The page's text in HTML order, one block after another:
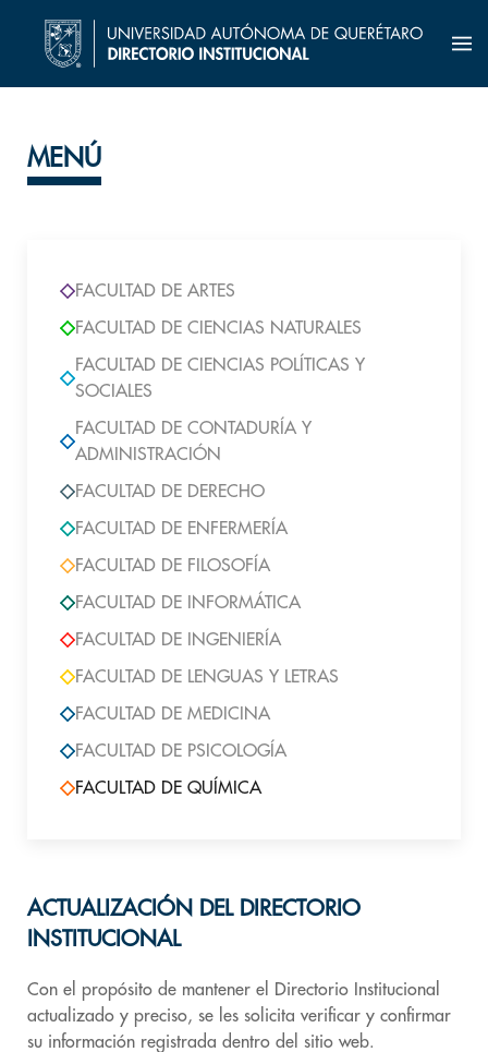
MENÚ
FACULTAD DE ARTES
FACULTAD DE CIENCIAS NATURALES
FACULTAD DE CIENCIAS POLÍTICAS Y
SOCIALES
FACULTAD DE CONTADURÍA Y
ADMINISTRACIÓN
FACULTAD DE DERECHO
FACULTAD DE ENFERMERÍA
FACULTAD DE FILOSOFÍA
FACULTAD DE INFORMÁTICA
FACULTAD DE INGENIERÍA
FACULTAD DE LENGUAS Y LETRAS
FACULTAD DE MEDICINA
FACULTAD DE PSICOLOGÍA
FACULTAD DE QUÍMICA
ACTUALIZACIÓN DEL DIRECTORIO
INSTITUCIONAL
Con el propósito de mantener el Directorio Institucional
actualizado y preciso, se les solicita verificar y confirmar
su información registrada dentro del sitio web.